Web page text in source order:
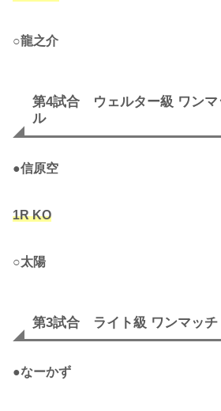
○龍之介
第4試合 ウェルター級 ワンマ
ル
●信原空
1R KO
○太陽
第3試合 ライト級 ワンマッチ
●なーかず